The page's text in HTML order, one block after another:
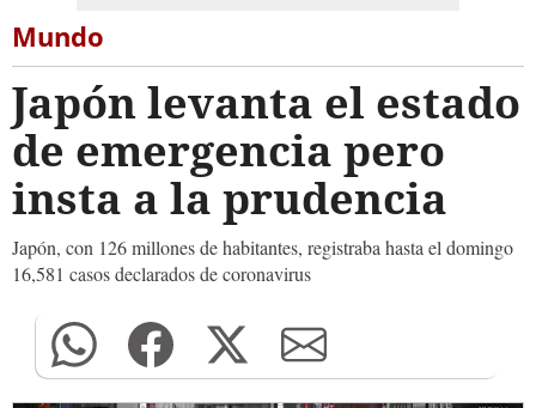
Mundo
Japón levanta el estado
de emergencia pero
insta a la prudencia
Japón, con 126 millones de habitantes, registraba hasta el domingo
16,581 casos declarados de coronavirus